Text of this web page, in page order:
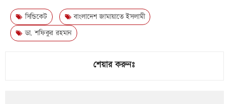
সিন্ডিকেট
বাংলাদেশ জামায়াতে ইসলামী
ডা. শফিকুর রহমান
শেয়ার করুনঃ